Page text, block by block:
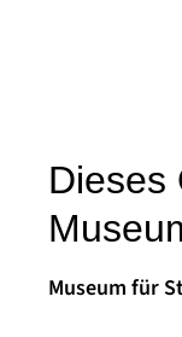
Dieses
Museum für